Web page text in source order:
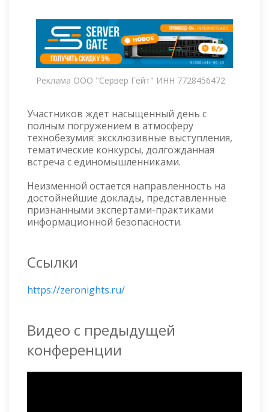
Реклама ООО "Сервер Гейт" ИНН 7728456472
Участников ждет насыщенный день с
полным погружением в атмосферу
технобезумия: эксклюзивные выступления,
тематические конкурсы, долгожданная
встреча с единомышленниками.
Неизменной остается направленность на
достойнейшие доклады, представленные
признанными экспертами-практиками
информационной безопасности.
Ссылки
https://zeronights.ru/
Видео с предыдущей
конференции